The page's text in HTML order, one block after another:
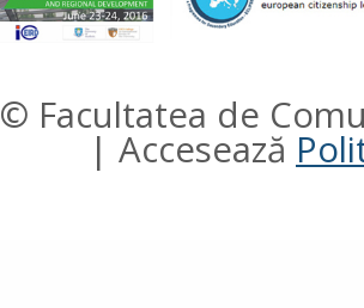
© Facultatea de
| Accesează